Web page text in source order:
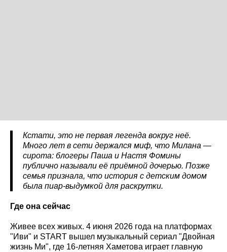
Кстати, это не первая легенда вокруг неё.
Много лет в сети держался миф, что Милана —
сирота: блогеры Паша и Настя Фомины
публично называли её приёмной дочерью. Позже
семья признала, что история с детским домом
была пиар-выдумкой для раскрутки.
Где она сейчас
Живее всех живых. 4 июня 2026 года на платформах
"Иви" и START вышел музыкальный сериал "Двойная
жизнь Ми", где 16-летняя Хаметова играет главную